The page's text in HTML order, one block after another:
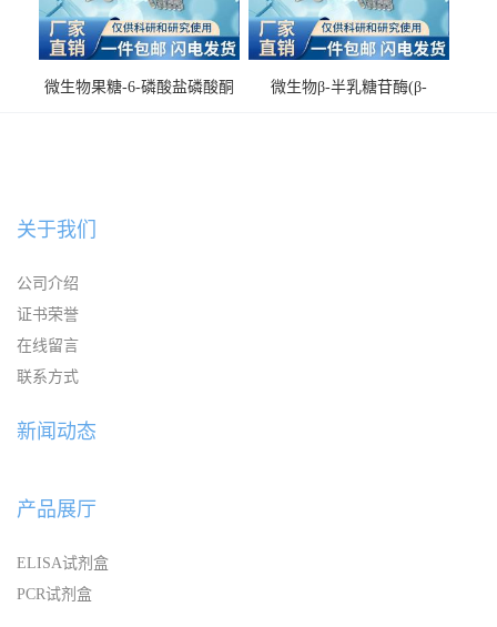
微生物果糖-6-磷酸盐磷酸酮
微生物β-半乳糖苷酶(β-
关于我们
公司介绍
证书荣誉
在线留言
联系方式
新闻动态
产品展厅
ELISA试剂盒
PCR试剂盒